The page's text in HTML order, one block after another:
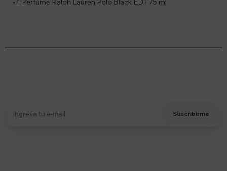
• 1 Perfume Ralph Lauren Polo Black EDT 75 ml
Suscribirme